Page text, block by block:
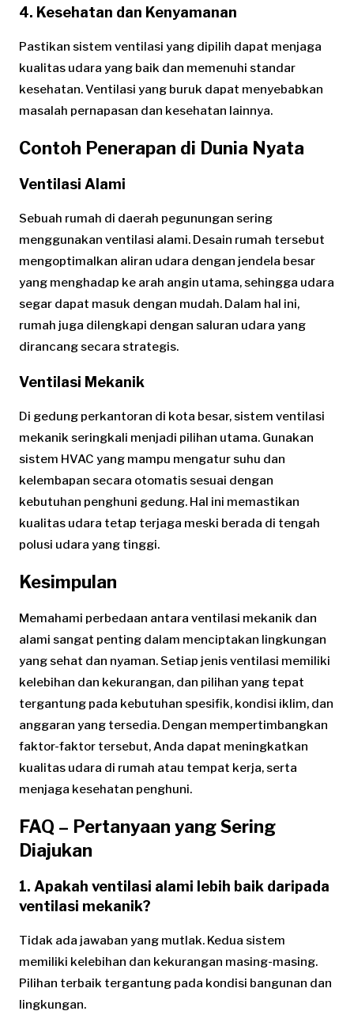
4. Kesehatan dan Kenyamanan
Pastikan sistem ventilasi yang dipilih dapat menjaga
kualitas udara yang baik dan memenuhi standar
kesehatan. Ventilasi yang buruk dapat menyebabkan
masalah pernapasan dan kesehatan lainnya.
Contoh Penerapan di Dunia Nyata
Ventilasi Alami
Sebuah rumah di daerah pegunungan sering
menggunakan ventilasi alami. Desain rumah tersebut
mengoptimalkan aliran udara dengan jendela besar
yang menghadap ke arah angin utama, sehingga udara
segar dapat masuk dengan mudah. Dalam hal ini,
rumah juga dilengkapi dengan saluran udara yang
dirancang secara strategis.
Ventilasi Mekanik
Di gedung perkantoran di kota besar, sistem ventilasi
mekanik seringkali menjadi pilihan utama. Gunakan
sistem HVAC yang mampu mengatur suhu dan
kelembapan secara otomatis sesuai dengan
kebutuhan penghuni gedung. Hal ini memastikan
kualitas udara tetap terjaga meski berada di tengah
polusi udara yang tinggi.
Kesimpulan
Memahami perbedaan antara ventilasi mekanik dan
alami sangat penting dalam menciptakan lingkungan
yang sehat dan nyaman. Setiap jenis ventilasi memiliki
kelebihan dan kekurangan, dan pilihan yang tepat
tergantung pada kebutuhan spesifik, kondisi iklim, dan
anggaran yang tersedia. Dengan mempertimbangkan
faktor-faktor tersebut, Anda dapat meningkatkan
kualitas udara di rumah atau tempat kerja, serta
menjaga kesehatan penghuni.
FAQ – Pertanyaan yang Sering
Diajukan
1. Apakah ventilasi alami lebih baik daripada
ventilasi mekanik?
Tidak ada jawaban yang mutlak. Kedua sistem
memiliki kelebihan dan kekurangan masing-masing.
Pilihan terbaik tergantung pada kondisi bangunan dan
lingkungan.